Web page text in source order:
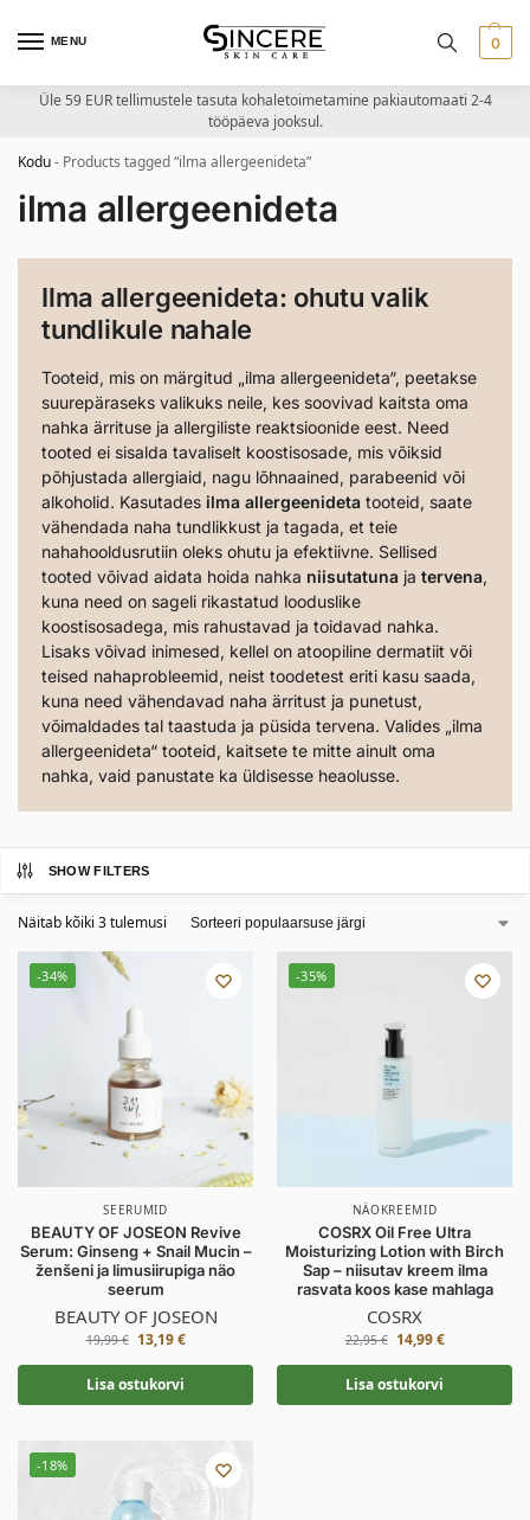
MENU 0
Üle 59 EUR tellimustele tasuta kohaletoimetamine pakiautomaati 2-4
tööpäeva jooksul.
Kodu- Products tagged “ilma allergeenideta”
ilma allergeenideta
Ilma allergeenideta: ohutu valik
tundlikule nahale
Tooteid, mis on märgitud „ilma allergeenideta“, peetakse
suurepäraseks valikuks neile, kes soovivad kaitsta oma
nahka ärrituse ja allergiliste reaktsioonide eest. Need
tooted ei sisalda tavaliselt koostisosade, mis võiksid
põhjustada allergiaid, nagu lõhnaained, parabeenid või
alkoholid. Kasutades ilma allergeenideta tooteid, saate
vähendada naha tundlikkust ja tagada, et teie
nahahooldusrutiin oleks ohutu ja efektiivne. Sellised
tooted võivad aidata hoida nahka niisutatuna ja tervena,
kuna need on sageli rikastatud looduslike
koostisosadega, mis rahustavad ja toidavad nahka.
Lisaks võivad inimesed, kellel on atoopiline dermatiit või
teised nahaprobleemid, neist toodetest eriti kasu saada,
kuna need vähendavad naha ärritust ja punetust,
võimaldades tal taastuda ja püsida tervena. Valides „ilma
allergeenideta“ tooteid, kaitsete te mitte ainult oma
nahka, vaid panustate ka üldisesse heaolusse.
SHOW FILTERS
Näitab kõiki 3 tulemusi
-34%
SEERUMID
BEAUTY OF JOSEON Revive
Serum: Ginseng + Snail Mucin –
ženšeni ja limusiirupiga näo
seerum
BEAUTY OF JOSEON
19,99€ 13,19€
Lisa ostukorvi
-35%
NÄOKREEMID
COSRX Oil Free Ultra
Moisturizing Lotion with Birch
Sap – niisutav kreem ilma
rasvata koos kase mahlaga
COSRX
22,95€ 14,99€
Lisa ostukorvi
-18%